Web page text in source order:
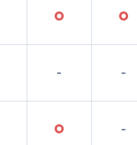
○ ○
- -
○ -